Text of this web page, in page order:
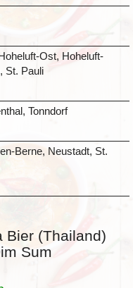
Ost, Hoheluft-
St. Pauli
Tonndorf
Berne, Neustadt, St.
Bier (Thailand)
Sum